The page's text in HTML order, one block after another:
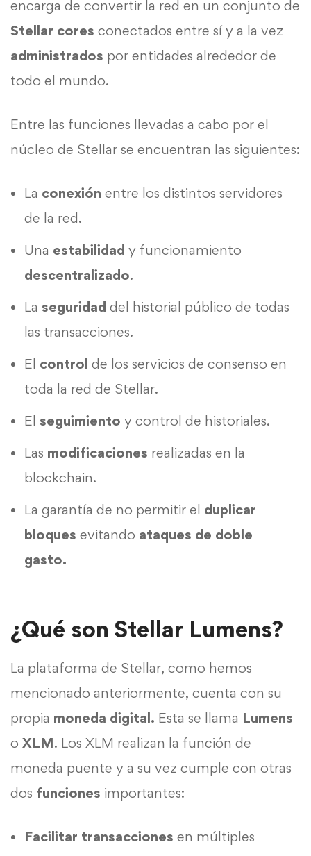
encarga de convertir la red en un conjunto de
Stellar cores conectados entre sí y a la vez
administrados por entidades alrededor de
todo el mundo.
Entre las funciones llevadas a cabo por el
núcleo de Stellar se encuentran las siguientes:
La conexión entre los distintos servidores
de la red.
Una estabilidad y funcionamiento
descentralizado.
La seguridad del historial público de todas
las transacciones.
El control de los servicios de consenso en
toda la red de Stellar.
El seguimiento y control de historiales.
Las modificaciones realizadas en la
blockchain.
La garantía de no permitir el duplicar
bloques evitando ataques de doble
gasto.
¿Qué son Stellar Lumens?
La plataforma de Stellar, como hemos
mencionado anteriormente, cuenta con su
propia moneda digital. Esta se llama Lumens
o XLM. Los XLM realizan la función de
moneda puente y a su vez cumple con otras
dos funciones importantes:
Facilitar transacciones en múltiples